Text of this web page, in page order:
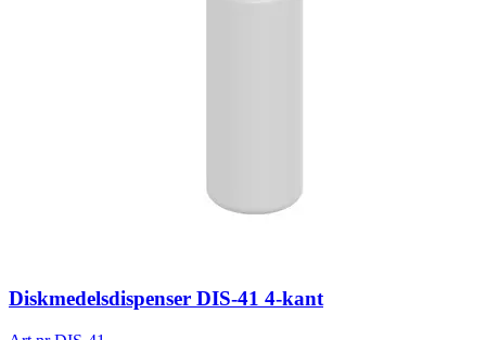
Diskmedelsdispenser DIS-41 4-kant